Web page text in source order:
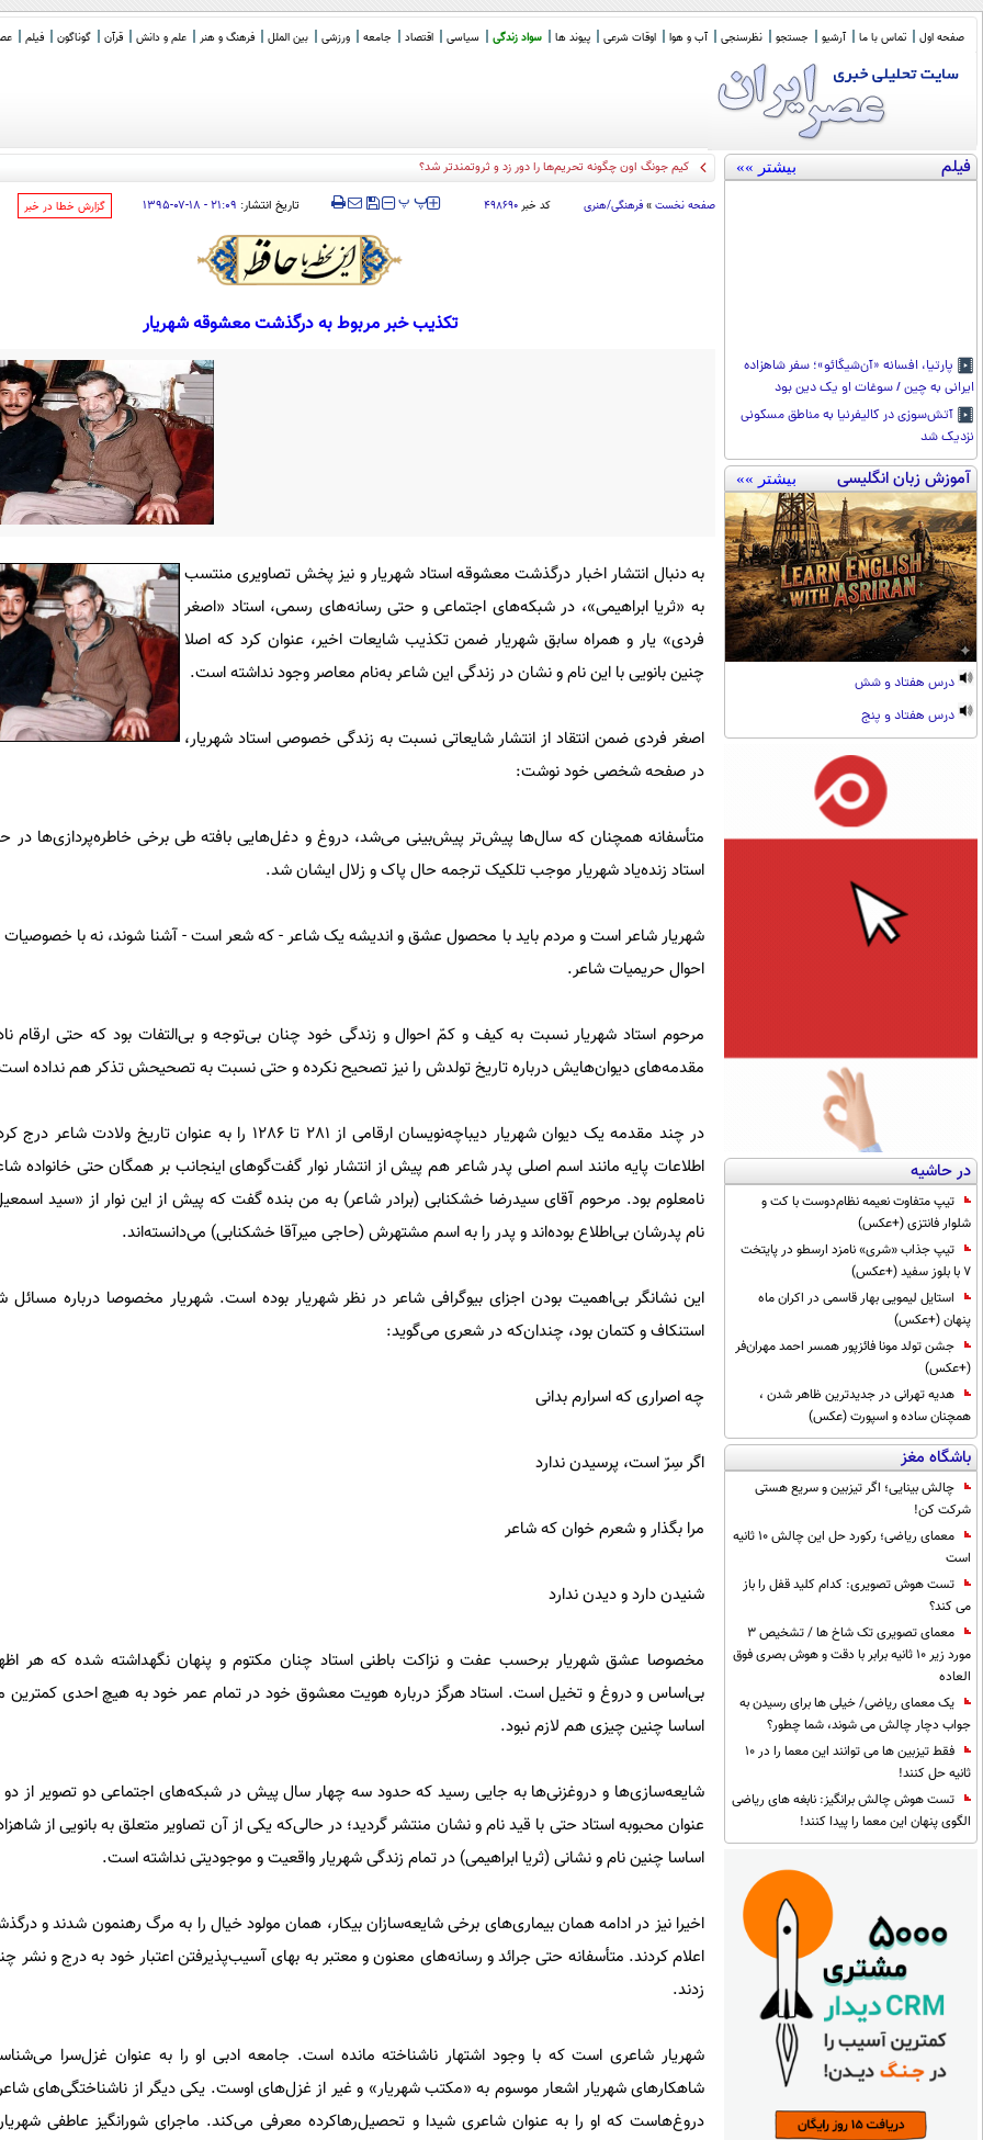
صفحه اول تماس با ما آرشیو جستجو نظرسنجی آب و هوا اوقات شرعی پیوند ها سواد زندگی سیاسی اقتصاد جامعه ورزشی بین الملل فرهنگ و هنر علم و دانش قرآن گوناگون فیلم
فیلم بیشتر »»
پارتیا، افسانه «آن‌شیگائو»؛ سفر شاهزاده
ایرانی به چین / سوغات او یک دین بود
آتش‌سوزی در کالیفرنیا به مناطق مسکونی
نزدیک شد
آموزش زبان انگلیسی بیشتر »»
درس هفتاد و شش
درس هفتاد و پنج
در حاشیه
تیپ متفاوت نعیمه نظام‌دوست با کت و
شلوار فانتزی (+عکس)
تیپ جذاب «شری» نامزد ارسطو در پایتخت
7 با بلوز سفید (+عکس)
استایل لیمویی بهار قاسمی در اکران ماه
پنهان (+عکس)
جشن تولد مونا فائزپور همسر احمد مهران‌فر
(+عکس)
هدیه تهرانی در جدیدترین ظاهر شدن ،
همچنان ساده و اسپورت (عکس)
باشگاه مغز
چالش بینایی؛ اگر تیزبین و سریع هستی
شرکت کن!
معمای ریاضی؛ رکورد حل این چالش 10 ثانیه
است
تست هوش تصویری: کدام کلید قفل را باز
می کند؟
معمای تصویری تک شاخ ها / تشخیص 3
مورد زیر 10 ثانیه برابر با دقت و هوش بصری فوق
العاده
یک معمای ریاضی/ خیلی ها برای رسیدن به
جواب دچار چالش می شوند، شما چطور؟
فقط تیزبین ها می توانند این معما را در 10
ثانیه حل کنند!
تست هوش چالش برانگیز: نابغه های ریاضی
الگوی پنهان این معما را پیدا کنند!
کیم جونگ اون چگونه تحریم‌ها را دور زد و ثروتمندتر شد؟
صفحه نخست » فرهنگی/هنری کد خبر ۴۹۸۶۹۰ ‍‍‍ پپ تاریخ انتشار: ۲۱:۰۹ - ۱۸-۰۷-۱۳۹۵ ‌گزارش خطا در خبر
تکذیب خبر مربوط به درگذشت معشوقه شهریار
به دنبال انتشار اخبار درگذشت معشوقه استاد شهریار و نیز پخش تصاویری منتسب
به «ثریا ابراهیمی»، در شبکه‌های اجتماعی و حتی رسانه‌های رسمی، استاد «اصغر
فردی» یار و همراه سابق شهریار ضمن تکذیب شایعات اخیر، عنوان کرد که اصلا
چنین بانویی با این نام و نشان در زندگی این شاعر به‌نام معاصر وجود نداشته است.
اصغر فردی ضمن انتقاد از انتشار شایعاتی نسبت به زندگی خصوصی استاد شهریار،
در صفحه شخصی خود نوشت:
متأسفانه همچنان که سال‌ها پیش‌تر پیش‌بینی می‌شد، دروغ و دغل‌هایی بافته طی برخی خاطره‌پردازی‌ها در
استاد زنده‌یاد شهریار موجب تلکیک ترجمه حال پاک و زلال ایشان شد.
شهریار شاعر است و مردم باید با محصول عشق و اندیشه یک شاعر - که شعر است - آشنا شوند، نه با خصوصیات
احوال حریمیات شاعر.
مرحوم استاد شهریار نسبت به کیف و کمّ احوال و زندگی خود چنان بی‌توجه و بی‌التفات بود که حتی ارقام
مقدمه‌های دیوان‌هایش درباره تاریخ تولدش را نیز تصحیح نکرده و حتی نسبت به تصحیحش تذکر هم نداده
در چند مقدمه یک دیوان شهریار دیباچه‌نویسان ارقامی از 281 تا 1286 را به عنوان
اطلاعات پایه مانند اسم اصلی پدر شاعر هم پیش از انتشار نوار گفت‌گوهای اینجانب بر همگان حتی خانواده
نامعلوم بود. مرحوم آقای سیدرضا خشکنابی (برادر شاعر) به من بنده گفت که پیش از این نوار از «سید
نام پدرشان بی‌اطلاع بوده‌اند و پدر را به اسم مشتهرش (حاجی میرآقا خشکنابی) می‌دانسته‌اند.
این نشانگر بی‌اهمیت بودن اجزای بیوگرافی شاعر در نظر شهریار بوده است. شهریار مخصوصا درباره
استنکاف و کتمان بود، چندان‌که در شعری می‌گوید:
چه اصراری که اسرارم بدانی
اگر سِرّ است، پرسیدن ندارد
مرا بگذار و شعرم خوان که شاعر
شنیدن دارد و دیدن ندارد
مخصوصا عشق شهریار برحسب عفت و نزاکت باطنی استاد چنان مکتوم و پنهان نگهداشته شده که هر
بی‌اساس و دروغ و تخیل است. استاد هرگز درباره هویت معشوق خود در تمام عمر خود به هیچ احدی کمترین
اساسا چنین چیزی هم لازم نبود.
شایعه‌سازی‌ها و دروغزنی‌ها به جایی رسید که حدود سه چهار سال پیش در شبکه‌های اجتماعی دو تصویر از دو
عنوان محبوبه استاد حتی با قید نام و نشان منتشر گردید؛ در حالی‌که یکی از آن تصاویر متعلق به بانویی از
اساسا چنین نام و نشانی (ثریا ابراهیمی) در تمام زندگی شهریار واقعیت و موجودیتی نداشته است.
اخیرا نیز در ادامه همان بیماری‌های برخی شایعه‌سازان بیکار، همان مولود خیال را به مرگ رهنمون شدند و
اعلام کردند. متأسفانه حتی جرائد و رسانه‌های معنون و معتبر به بهای آسیب‌پذیرفتن اعتبار خود به درج و نشر
زدند.
شهریار شاعری است که با وجود اشتهار ناشناخته مانده است. جامعه ادبی او را به عنوان غزل‌سرا
شاهکارهای شهریار اشعار موسوم به «مکتب شهریار» و غیر از غزل‌های اوست. یکی دیگر از ناشناختگی‌های
دروغ‌هاست که او را به عنوان شاعری شیدا و تحصیل‌رهاکرده معرفی می‌کند. ماجرای شورانگیز عاطفی